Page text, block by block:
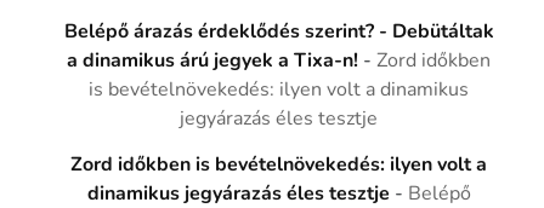
Belépő árazás érdeklődés szerint? - Debütáltak
a dinamikus árú jegyek a Tixa-n! -Zord időkben
is bevételnövekedés: ilyen volt a dinamikus
jegyárazás éles tesztje
Zord időkben is bevételnövekedés: ilyen volt a
dinamikus jegyárazás éles tesztje - Belépő